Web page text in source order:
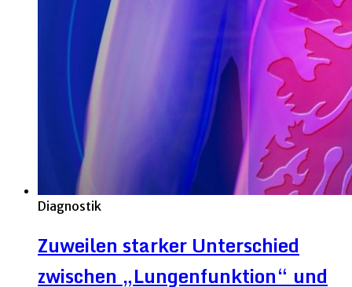
Diagnostik
Zuweilen starker Unterschied
zwischen „Lungenfunktion“ und